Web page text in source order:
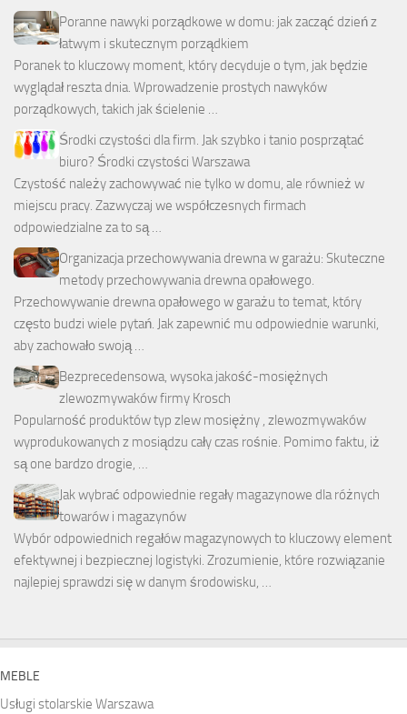
Poranne nawyki porządkowe w domu: jak zacząć dzień z
łatwym i skutecznym porządkiem
Poranek to kluczowy moment, który decyduje o tym, jak będzie
wyglądał reszta dnia. Wprowadzenie prostych nawyków
porządkowych, takich jak ścielenie …
Środki czystości dla firm. Jak szybko i tanio posprzątać
biuro? Środki czystości Warszawa
Czystość należy zachowywać nie tylko w domu, ale również w
miejscu pracy. Zazwyczaj we współczesnych firmach
odpowiedzialne za to są …
Organizacja przechowywania drewna w garażu: Skuteczne
metody przechowywania drewna opałowego.
Przechowywanie drewna opałowego w garażu to temat, który
często budzi wiele pytań. Jak zapewnić mu odpowiednie warunki,
aby zachowało swoją …
Bezprecedensowa, wysoka jakość-mosiężnych
zlewozmywaków firmy Krosch
Popularność produktów typ zlew mosiężny , zlewozmywaków
wyprodukowanych z mosiądzu cały czas rośnie. Pomimo faktu, iż
są one bardzo drogie, …
Jak wybrać odpowiednie regały magazynowe dla różnych
towarów i magazynów
Wybór odpowiednich regałów magazynowych to kluczowy element
efektywnej i bezpiecznej logistyki. Zrozumienie, które rozwiązanie
najlepiej sprawdzi się w danym środowisku, …
MEBLE
Usługi stolarskie Warszawa